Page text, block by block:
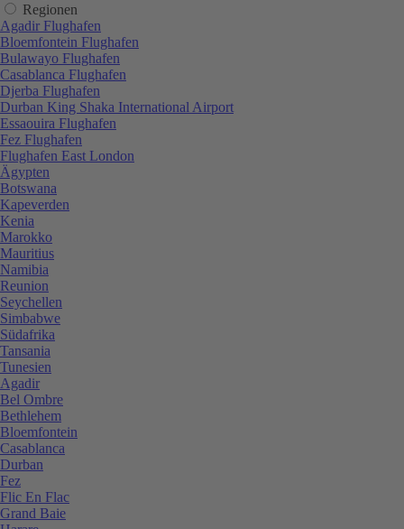
Regionen
Agadir Flughafen
Bloemfontein Flughafen
Bulawayo Flughafen
Casablanca Flughafen
Djerba Flughafen
Durban King Shaka International Airport
Essaouira Flughafen
Fez Flughafen
Flughafen East London
Ägypten
Botswana
Kapeverden
Kenia
Marokko
Mauritius
Namibia
Reunion
Seychellen
Simbabwe
Südafrika
Tansania
Tunesien
Agadir
Bel Ombre
Bethlehem
Bloemfontein
Casablanca
Durban
Fez
Flic En Flac
Grand Baie